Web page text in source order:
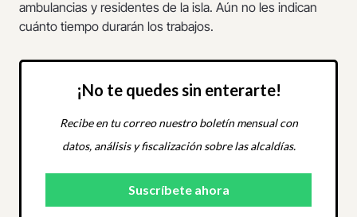
ambulancias y residentes de la isla. Aún no les indican
cuánto tiempo durarán los trabajos.
¡No te quedes sin enterarte!
Recibe en tu correo nuestro boletín mensual con
datos, análisis y fiscalización sobre las alcaldías.